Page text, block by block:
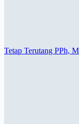
Tetap Terutang PPh,